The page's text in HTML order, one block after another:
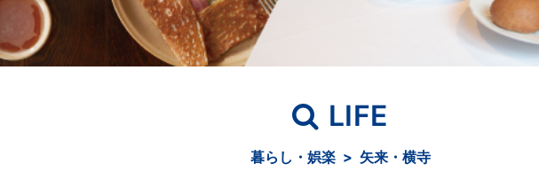
LIFE
暮らし・娯楽 > 矢来・横寺